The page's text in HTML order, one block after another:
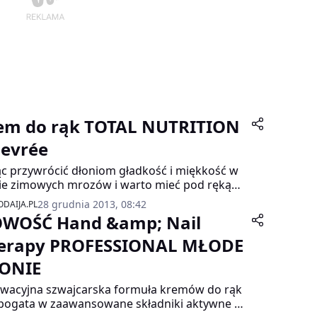
do rąk TOTAL NUTRITION
przywrócić dłoniom gładkość i miękkość w
zimowych mrozów i warto mieć pod ręką
który dostarczy skórze odżywienia i zapewni
ochronę przed niskimi
Nowy, odżywczo-ochronny krem
TOTAL NUTRITION marki evrée o ulepszonej
z zawartością naturalnych, roślinnych
oleju macadamia i migdałowego oraz
Shea i kompleksu witamin E i F pozwala
skórze odżywczych składników
dla jej zdrowego wyglądu, a także
28 grudnia 2013, 08:42
Hand &amp; Nail
PROFESSIONAL MŁODE
szwajcarska formuła kremów do rąk
w zaawansowane składniki aktywne o